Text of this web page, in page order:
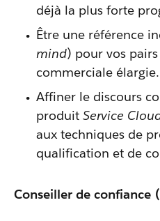
déjà la plus forte
Être une référence
mind) pour vos
commerciale élargie.
Affiner le discours
produitService
aux techniques de
qualification et de
Conseiller de confiance (